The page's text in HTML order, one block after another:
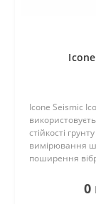
Icone Seismic
стійкості
вимірювання
поширення
для реєстрації
поперечних 0